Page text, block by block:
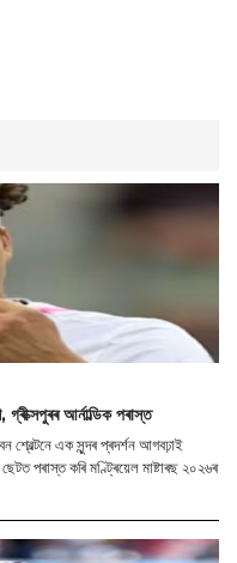
গ্ৰীক্সপুৰৰ আৰ্নাল্ডিক পৰাস্ত
পৰাস্ত কৰি মণ্ট্ৰিয়েল মাষ্টাৰছ ২০২৬ৰ